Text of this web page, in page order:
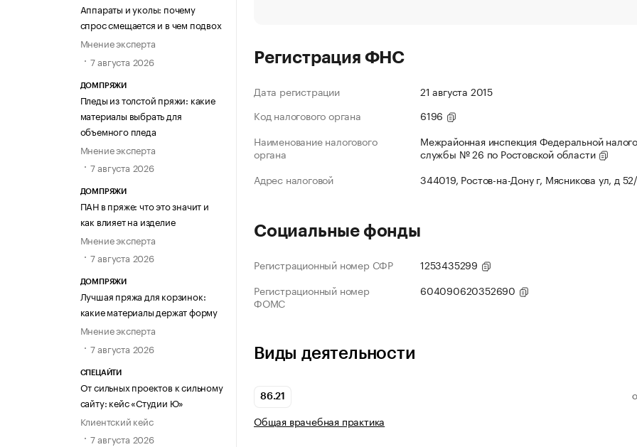
Аппараты и уколы: почему
спрос смещается и в чем подвох
Мнение эксперта
7 августа 2026
ДОМПРЯЖИ
Пледы из толстой пряжи: какие
материалы выбрать для
объемного пледа
Мнение эксперта
7 августа 2026
ДОМПРЯЖИ
ПАН в пряже: что это значит и
как влияет на изделие
Мнение эксперта
7 августа 2026
ДОМПРЯЖИ
Лучшая пряжа для корзинок:
какие материалы держат форму
Мнение эксперта
7 августа 2026
СПЕЦАЙТИ
От сильных проектов к сильному
сайту: кейс «Студии Ю»
Клиентский кейс
7 августа 2026
Регистрация ФНС
Дата регистрации
21 августа 2015
Код налогового органа
6196
Наименование налогового
органа
Межрайонная инспекция Федеральной
службы № 26 по Ростовской области
Адрес налоговой
344019, Ростов-на-Дону г, Мясникова ул, д
Социальные фонды
Регистрационный номер СФР
1253435299
Регистрационный номер
ФОМС
604090620352690
Виды деятельности
86.21
Общая врачебная практика